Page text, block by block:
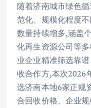
随着济南城市绿色
范化、规模化程度
数量持续增多,涵盖
化再生资源公司等
业企业精准筛选靠
收合作方,本次2026
选济南本地6家正规
合回收价格、企业